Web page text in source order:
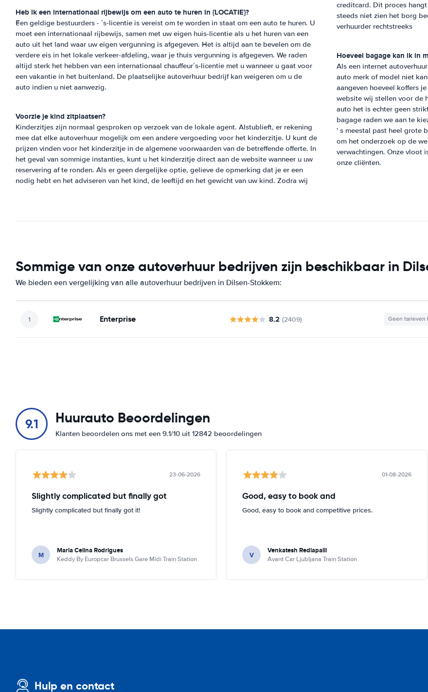
Heb ik een internationaal rijbewijs om een auto te huren in {LOCATIE}?
Een geldige bestuurders - ´s-licentie is vereist om te worden in staat om een auto te huren. U
moet een internationaal rijbewijs, samen met uw eigen huis-licentie als u het huren van een
auto uit het land waar uw eigen vergunning is afgegeven. Het is altijd aan te bevelen om de
verdere eis in het lokale verkeer-afdeling, waar je thuis vergunning is afgegeven. We raden
altijd sterk het hebben van een internationaal chauffeur´s-licentie met u wanneer u gaat voor
een vakantie in het buitenland. De plaatselijke autoverhuur bedrijf kan weigeren om u de
auto indien u niet aanwezig.
Voorzie je kind zitplaatsen?
Kinderzitjes zijn normaal gesproken op verzoek van de lokale agent. Alstublieft, er rekening
mee dat elke autoverhuur mogelijk om een andere vergoeding voor het kinderzitje. U kunt de
prijzen vinden voor het kinderzitje in de algemene voorwaarden van de betreffende offerte. In
het geval van sommige instanties, kunt u het kinderzitje direct aan de website wanneer u uw
reservering af te ronden. Als er geen dergelijke optie, gelieve de opmerking dat je er een
nodig hebt en het adviseren van het kind, de leeftijd en het gewicht van uw kind. Zodra wij
creditcard. Dit proces
steeds niet zien het borg
verhuurder rechtstreeks
Hoeveel bagage kan ik in
Als een internet
auto merk of model niet
aangeven hoeveel koffers
website wij stellen voor de
auto het is echter geen
bagage raden we aan te
' s meestal past heel grote
om het onderzoek op de
verwachtingen. Onze vloot
onze cliënten.
Sommige van onze autoverhuur bedrijven zijn beschikbaar in
We bieden een vergelijking van alle autoverhuur bedrijven in Dilsen-Stokkem:
Enterprise 8.2 (2409) Geen tarieven
9.1 Huurauto Beoordelingen
Klanten beoordelen ons met een 9.1/10 uit 12842 beoordelingen
23-06-2026
Slightly complicated but finally got
Slightly complicated but finally got it!
M Maria Celina Rodrigues
Keddy By Europcar Brussels Gare Midi Train Station
01-08-2026
Good, easy to book and
Good, easy to book and competitive prices.
V Venkatesh Redlapalli
Avant Car Ljubljana Train Station
Hulp en contact